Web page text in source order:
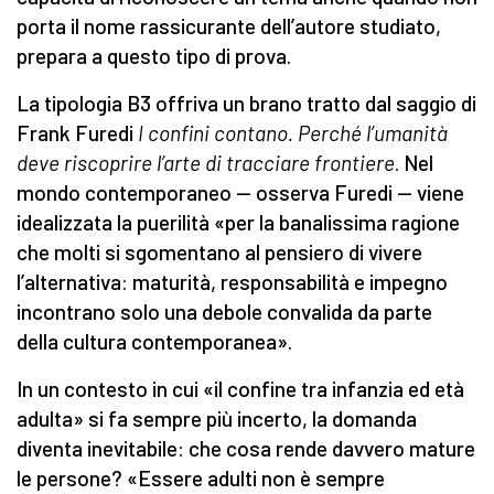
porta il nome rassicurante dell’autore studiato,
prepara a questo tipo di prova.
La tipologia B3 offriva un brano tratto dal saggio di
Frank Furedi I confini contano. Perché l’umanità
deve riscoprire l’arte di tracciare frontiere. Nel
mondo contemporaneo — osserva Furedi — viene
idealizzata la puerilità «per la banalissima ragione
che molti si sgomentano al pensiero di vivere
l’alternativa: maturità, responsabilità e impegno
incontrano solo una debole convalida da parte
della cultura contemporanea».
In un contesto in cui «il confine tra infanzia ed età
adulta» si fa sempre più incerto, la domanda
diventa inevitabile: che cosa rende davvero mature
le persone? «Essere adulti non è sempre